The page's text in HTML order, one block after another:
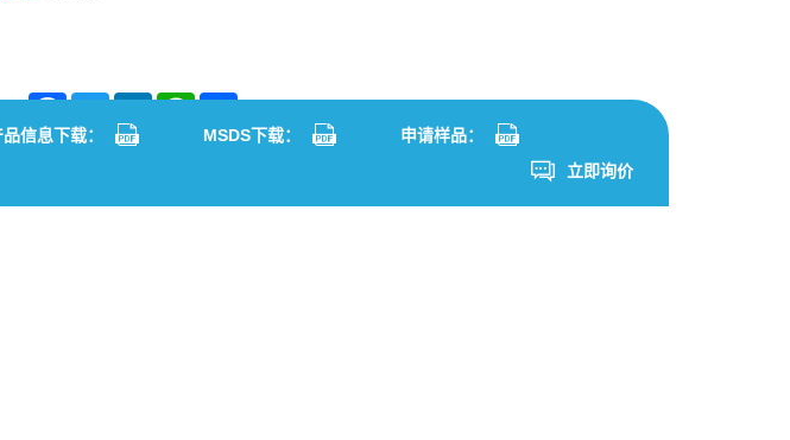
品信息下载：
MSDS下载：
申请样品：
立即询价